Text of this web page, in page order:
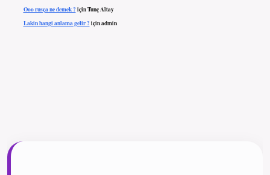
Ooo rusça ne demek ?içinTunç Altay
Lakin hangi anlama gelir ?içinadmin